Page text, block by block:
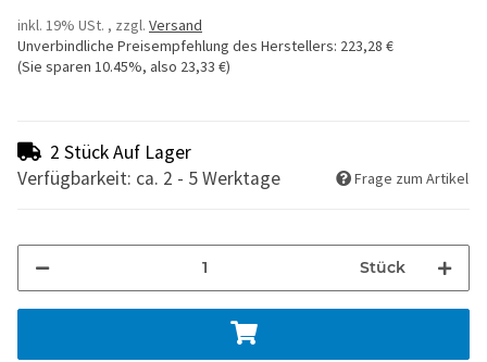
inkl. 19% USt. , zzgl. Versand
Unverbindliche Preisempfehlung des Herstellers: 223,28 €
(Sie sparen 10.45%, also 23,33 €)
2 Stück Auf Lager
Verfügbarkeit: ca. 2 - 5 Werktage
Frage zum Artikel
Stück